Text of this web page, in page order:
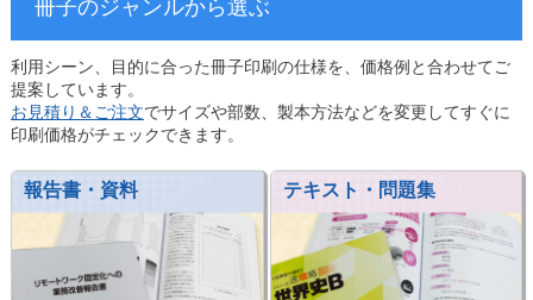
冊子のジャンルから選ぶ
利用シーン、目的に合った冊子印刷の仕様を、価格例と合わせてご
提案しています。
お見積り＆ご注文でサイズや部数、製本方法などを変更してすぐに
印刷価格がチェックできます。
報告書・資料 テキスト・問題集